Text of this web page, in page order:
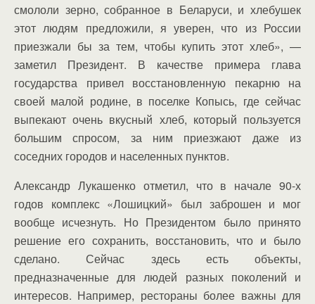
смололи зерно, собранное в Беларуси, и хлебушек
этот людям предложили, я уверен, что из России
приезжали бы за тем, чтобы купить этот хлеб», —
заметил Президент. В качестве примера глава
государства привел восстановленную пекарню на
своей малой родине, в поселке Копысь, где сейчас
выпекают очень вкусный хлеб, который пользуется
большим спросом, за ним приезжают даже из
соседних городов и населенных пунктов.
Александр Лукашенко отметил, что в начале 90-х
годов комплекс «Лошицкий» был заброшен и мог
вообще исчезнуть. Но Президентом было принято
решение его сохранить, восстановить, что и было
сделано. Сейчас здесь есть объекты,
предназначенные для людей разных поколений и
интересов. Например, рестораны более важны для